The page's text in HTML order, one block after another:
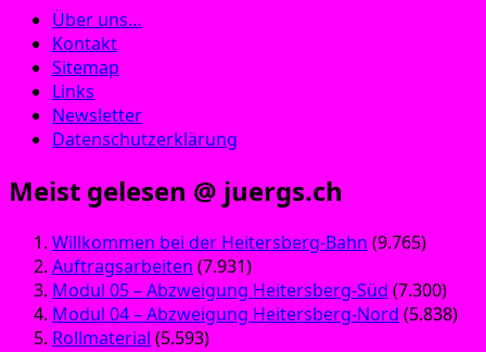
Über uns…
Kontakt
Sitemap
Links
Newsletter
Datenschutzerklärung
Meist gelesen @ juergs.ch
Willkommen bei der Heitersberg-Bahn (9.765)
Auftragsarbeiten (7.931)
Modul 05 – Abzweigung Heitersberg-Süd (7.300)
Modul 04 – Abzweigung Heitersberg-Nord (5.838)
Rollmaterial (5.593)